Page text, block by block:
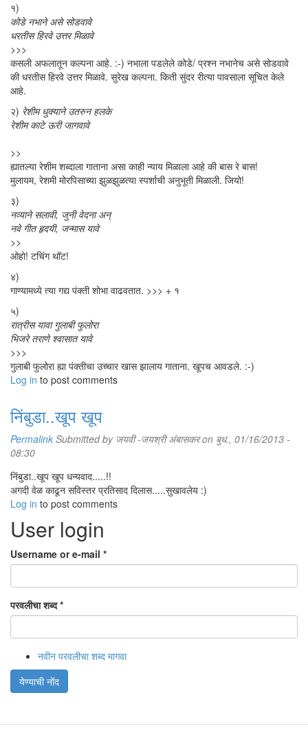
१)
कोडे नभाने असे सोडवावे
धरतीस हिरवे उत्तर मिळावे
>>>
कसली अफलातून कल्पना आहे. :-) नभाला पडलेले कोडे/ प्रश्न नभानेच असे सोडवावे
की धरतीस हिरवे उत्तर मिळावे. सुरेख कल्पना. किती सुंदर रीत्या पावसाला सूचित केले
आहे.
२) रेशीम धुक्याने उतरुन हलके
रेशीम काटे ऊरी जागवावे
>>
ह्यातल्या रेशीम शब्दाला गाताना असा काही न्याय मिळाला आहे की बास रे बास!
मुलायम, रेशमी मोरपिसाच्या झुळझुळत्या स्पर्शाची अनुभूती मिळाली. जियो!
३)
नव्याने सलावी, जुनी वेदना अन्‌
नवे गीत हृदयी, जन्मास यावे
>>
ओहो! टचिंग थॉट!
४)
गाण्यामध्ये त्या गद्य पंक्ती शोभा वाढवतात. >>> + १
५)
रात्रीस यावा गुलाबी फुलोरा
भिजरे तराणे श्वासात यावे
>>>
गुलाबी फुलोरा ह्या पंक्तीचा उच्चार खास झालाय गाताना. खूपच आवडले. :-)
Log in to post comments
निंबुडा..खूप खूप
Permalink Submitted by जयवी -जयश्री अंबासकरon बुध., 01/16/2013 -
08:30
निंबुडा..खूप खूप धन्यवाद.....!!
अगदी वेळ काढून सविस्तर प्रतिसाद दिलास.....सुखावलेय :)
Log in to post comments
User login
Username or e-mail *
परवलीचा शब्द*
नवीन परवलीचा शब्द मागवा
येण्याची नोंद